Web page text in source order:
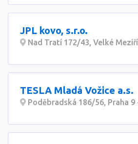
JPL kovo, s.r.o.
Nad Tratí 172/43, Velké
TESLA Mladá Vožice a.s.
Poděbradská 186/56, Praha